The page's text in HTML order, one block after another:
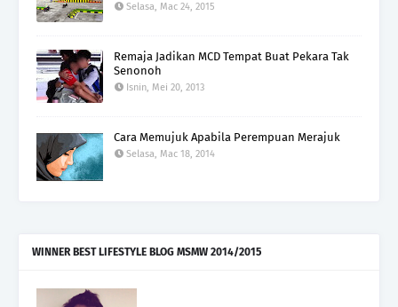
Selasa, Mac 24, 2015
Remaja Jadikan MCD Tempat Buat Pekara Tak
Senonoh
Isnin, Mei 20, 2013
Cara Memujuk Apabila Perempuan Merajuk
Selasa, Mac 18, 2014
WINNER BEST LIFESTYLE BLOG MSMW 2014/2015